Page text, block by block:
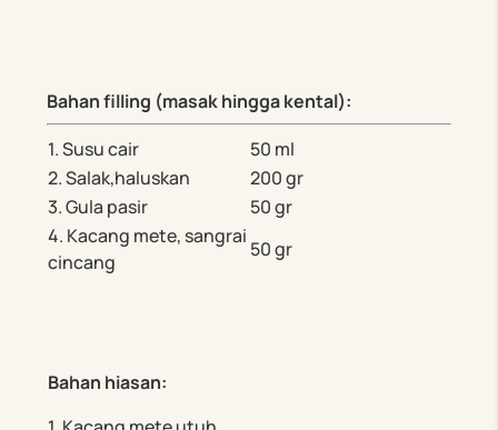
Bahanfilling (masakhinggakental):
1. Susu cair
50 ml
2. Salak,haluskan
200 gr
3. Gula pasir
50 gr
4. Kacang mete, sangrai
cincang
50 gr
Bahan hiasan: